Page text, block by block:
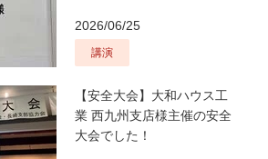
2026/06/25
講演
【安全大会】大和ハウス工
業 西九州支店様主催の安全
大会でした！